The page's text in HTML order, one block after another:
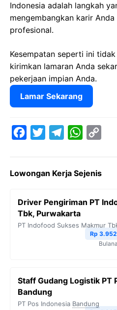
Indonesia adalah langkah
mengembangkan karir
profesional.
Kesempatan seperti ini
kirimkan lamaran Anda
pekerjaan impian Anda.
Lamar Sekarang
e
o
o
t
e
e
r
a
W
t
A
p
y
i
k
Lowongan Kerja Sejenis
Driver Pengiriman PT
Tbk, Purwakarta
PT Indofood Sukses Makmur
Rp
Staff Gudang Logistik PT
Bandung
PT Pos Indonesia Bandung